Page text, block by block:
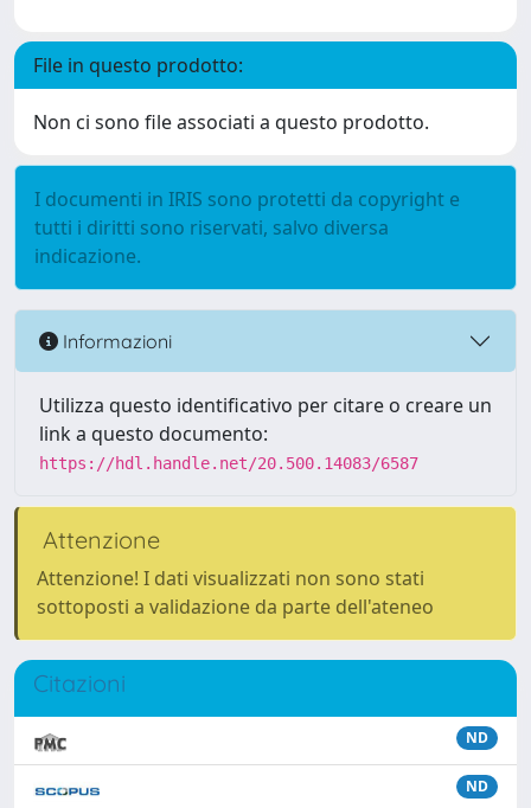
File in questo prodotto:
Non ci sono file associati a questo prodotto.
I documenti in IRIS sono protetti da copyright e
tutti i diritti sono riservati, salvo diversa
indicazione.
Informazioni
Utilizza questo identificativo per citare o creare un
link a questo documento:
https://hdl.handle.net/20.500.14083/6587
Attenzione
Attenzione! I dati visualizzati non sono stati
sottoposti a validazione da parte dell'ateneo
Citazioni
ND
ND